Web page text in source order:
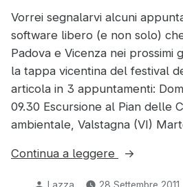
Vorrei segnalarvi alcuni
software libero (e non solo)
Padova e Vicenza nei prossimi
la tappa vicentina del festival
articola in 3 appuntamenti:
09.30 Escursione al Pian delle
ambientale, Valstagna (VI)
Continua a leggere
“Libertà
Pubblicato